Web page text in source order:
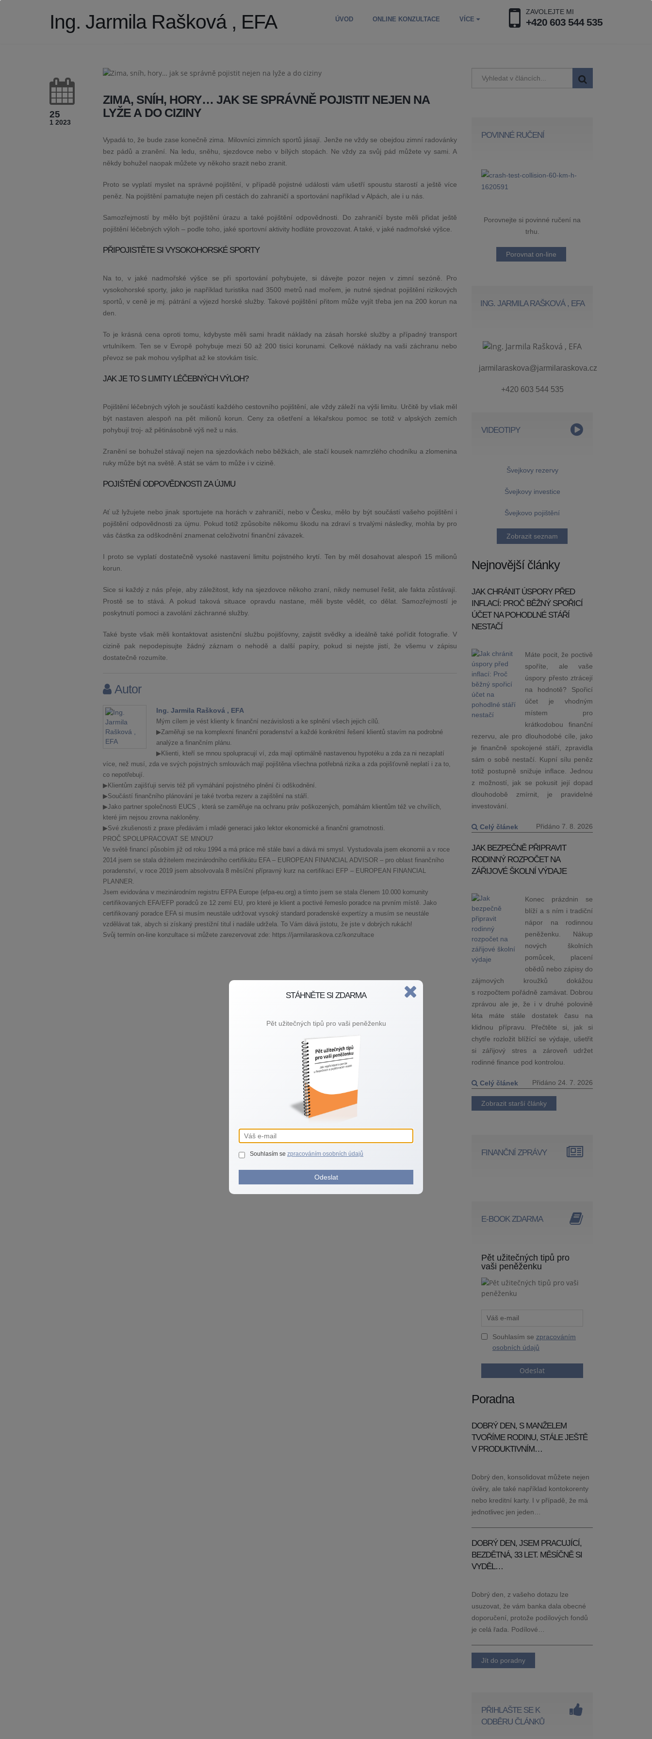
Ing. Jarmila Rašková , EFA ZAVOLEJTE MI
+420 603 544 535
ÚVOD ONLINE KONZULTACE VÍCE
25
1 2023
ZIMA, SNÍH, HORY… JAK SE SPRÁVNĚ POJISTIT NEJEN NA
LYŽE A DO CIZINY
Vypadá to, že bude zase konečně zima. Milovníci zimních sportů jásají. Jenže ne vždy se obejdou zimní radovánky
bez pádů a zranění. Na ledu, sněhu, sjezdovce nebo v bílých stopách. Ne vždy za svůj pád můžete vy sami. A
někdy bohužel naopak můžete vy někoho srazit nebo zranit.
Proto se vyplatí myslet na správné pojištění, v případě pojistné události vám ušetří spoustu starostí a ještě více
peněz. Na pojištění pamatujte nejen při cestách do zahraničí a sportování například v Alpách, ale i u nás.
Samozřejmostí by mělo být pojištění úrazu a také pojištění odpovědnosti. Do zahraničí byste měli přidat ještě
pojištění léčebných výloh – podle toho, jaké sportovní aktivity hodláte provozovat. A také, v jaké nadmořské výšce.
PŘIPOJISTĚTE SI VYSOKOHORSKÉ SPORTY
Na to, v jaké nadmořské výšce se při sportování pohybujete, si dávejte pozor nejen v zimní sezóně. Pro
vysokohorské sporty, jako je například turistika nad 3500 metrů nad mořem, je nutné sjednat pojištění rizikových
sportů, v ceně je mj. pátrání a výjezd horské služby. Takové pojištění přitom může vyjít třeba jen na 200 korun na
den.
To je krásná cena oproti tomu, kdybyste měli sami hradit náklady na zásah horské služby a případný transport
vrtulníkem. Ten se v Evropě pohybuje mezi 50 až 200 tisíci korunami. Celkové náklady na vaši záchranu nebo
převoz se pak mohou vyšplhat až ke stovkám tisíc.
JAK JE TO S LIMITY LÉČEBNÝCH VÝLOH?
Pojištění léčebných výloh je součástí každého cestovního pojištění, ale vždy záleží na výši limitu. Určitě by však měl
být nastaven alespoň na pět milionů korun. Ceny za ošetření a lékařskou pomoc se totiž v alpských zemích
pohybují troj­‑ až pětinásobně výš než u nás.
Zranění se bohužel stávají nejen na sjezdovkách nebo běžkách, ale stačí kousek namrzlého chodníku a zlomenina
ruky může být na světě. A stát se vám to může i v cizině.
POJIŠTĚNÍ ODPOVĚDNOSTI ZA ÚJMU
Ať už lyžujete nebo jinak sportujete na horách v zahraničí, nebo v Česku, mělo by být součástí vašeho pojištění i
pojištění odpovědnosti za újmu. Pokud totiž způsobíte někomu škodu na zdraví s trvalými následky, mohla by pro
vás částka za odškodnění znamenat celoživotní finanční závazek.
I proto se vyplatí dostatečně vysoké nastavení limitu pojistného krytí. Ten by měl dosahovat alespoň 15 milionů
korun.
Sice si každý z nás přeje, aby záležitost, kdy na sjezdovce někoho zraní, nikdy nemusel řešit, ale fakta zůstávají.
Prostě se to stává. A pokud taková situace opravdu nastane, měli byste vědět, co dělat. Samozřejmostí je
poskytnutí pomoci a zavolání záchranné služby.
Také byste však měli kontaktovat asistenční službu pojišťovny, zajistit svědky a ideálně také pořídit fotografie. V
cizině pak nepodepisujte žádný záznam o nehodě a další papíry, pokud si nejste jistí, že všemu v zápisu
dostatečně rozumíte.
Autor
Ing. Jarmila Rašková , EFA
Mým cílem je vést klienty k finanční nezávislosti a ke splnění všech jejich cílů.
▶Zaměřuji se na komplexní finanční poradenství a každé konkrétní řešení klientů stavím na podrobné
analýze a finančním plánu.
▶Klienti, kteří se mnou spolupracují ví, zda mají optimálně nastavenou hypotéku a zda za ni nezaplatí
více, než musí, zda ve svých pojistných smlouvách mají pojištěna všechna potřebná rizika a zda pojišťovně neplatí i za to,
co nepotřebují.
▶Klientům zajišťuji servis též při vymáhání pojistného plnění či odškodnění.
▶Součástí finančního plánování je také tvorba rezerv a zajištění na stáří.
▶Jako partner společnosti EUCS , která se zaměřuje na ochranu práv poškozených, pomáhám klientům též ve chvílích,
které jim nejsou zrovna nakloněny.
▶Své zkušenosti z praxe předávám i mladé generaci jako lektor ekonomické a finanční gramotnosti.
PROČ SPOLUPRACOVAT SE MNOU?
Ve světě financí působím již od roku 1994 a má práce mě stále baví a dává mi smysl. Vystudovala jsem ekonomii a v roce
2014 jsem se stala držitelem mezinárodního certifikátu EFA – EUROPEAN FINANCIAL ADVISOR – pro oblast finančního
poradenství, v roce 2019 jsem absolvovala 8 měsíční přípravný kurz na certifikaci EFP – EUROPEAN FINANCIAL
PLANNER.
Jsem evidována v mezinárodním registru EFPA Europe (efpa-eu.org) a tímto jsem se stala členem 10.000 komunity
certifikovaných EFA/EFP poradců ze 12 zemí EU, pro které je klient a poctivé řemeslo poradce na prvním místě. Jako
certifikovaný poradce EFA si musím neustále udržovat vysoký standard poradenské expertízy a musím se neustále
vzdělávat tak, abych si získaný prestižní titul i nadále udržela. To Vám dává jistotu, že jste v dobrých rukách!
Svůj termín on-line konzultace si můžete zarezervovat zde: https://jarmilaraskova.cz/konzultace
POVINNÉ RUČENÍ
Porovnejte si povinné ručení na
trhu.
Porovnat on-line
ING. JARMILA RAŠKOVÁ , EFA
jarmilaraskova@jarmilaraskova.cz
+420 603 544 535
VIDEOTIPY
Švejkovy rezervy
Švejkovy investice
Švejkovo pojištění
Zobrazit seznam
Nejnovější články
JAK CHRÁNIT ÚSPORY PŘED
INFLACÍ: PROČ BĚŽNÝ SPOŘICÍ
ÚČET NA POHODLNÉ STÁŘÍ
NESTAČÍ
Máte pocit, že poctivě
spoříte, ale vaše
úspory přesto ztrácejí
na hodnotě? Spořicí
účet je vhodným
místem pro
krátkodobou finanční
rezervu, ale pro dlouhodobé cíle, jako
je finančně spokojené stáří, zpravidla
sám o sobě nestačí. Kupní sílu peněz
totiž postupně snižuje inflace. Jednou
z možností, jak se pokusit její dopad
dlouhodobě zmírnit, je pravidelné
investování.
Celý článek Přidáno 7. 8. 2026
JAK BEZPEČNĚ PŘIPRAVIT
RODINNÝ ROZPOČET NA
ZÁŘIJOVÉ ŠKOLNÍ VÝDAJE
Konec prázdnin se
blíží a s ním i tradiční
nápor na rodinnou
peněženku. Nákup
nových školních
pomůcek, placení
obědů nebo zápisy do
zájmových kroužků dokážou
s rozpočtem pořádně zamávat. Dobrou
zprávou ale je, že i v druhé polovině
léta máte stále dostatek času na
klidnou přípravu. Přečtěte si, jak si
chytře rozložit blížící se výdaje, ušetřit
si zářijový stres a zároveň udržet
rodinné finance pod kontrolou.
Celý článek Přidáno 24. 7. 2026
Zobrazit starší články
FINANČNÍ ZPRÁVY
E-BOOK ZDARMA
Pět užitečných tipů pro
vaši peněženku
Souhlasím se zpracováním
osobních údajů
Odeslat
Poradna
DOBRÝ DEN, S MANŽELEM
TVOŘÍME RODINU, STÁLE JEŠTĚ
V PRODUKTIVNÍM…
Dobrý den, konsolidovat můžete nejen
úvěry, ale také například kontokorenty
nebo kreditní karty. I v případě, že má
jednotlivec jen jeden…
DOBRÝ DEN, JSEM PRACUJÍCÍ,
BEZDĚTNÁ, 33 LET. MĚSÍČNĚ SI
VYDĚL…
Dobrý den, z vašeho dotazu lze
usuzovat, že vám banka dala obecné
doporučení, protože podílových fondů
je celá řada. Podílové…
Jít do poradny
PŘIHLAŠTE SE K
ODBĚRU ČLÁNKŮ
STÁHNĚTE SI ZDARMA
Pět užitečných tipů pro vaši peněženku
Souhlasím se zpracováním osobních údajů
Odeslat